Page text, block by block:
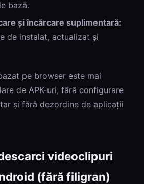
bază.
și încărcare suplimentară:
de instalat, actualizat și
pe browser este mai
de APK-uri, fără configurare
și fără dezordine de aplicații
videoclipuri
(fără filigran)